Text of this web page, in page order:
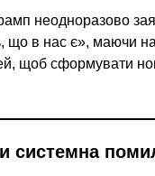
неодноразово
що в нас є», маючи на
щоб сформувати
системна